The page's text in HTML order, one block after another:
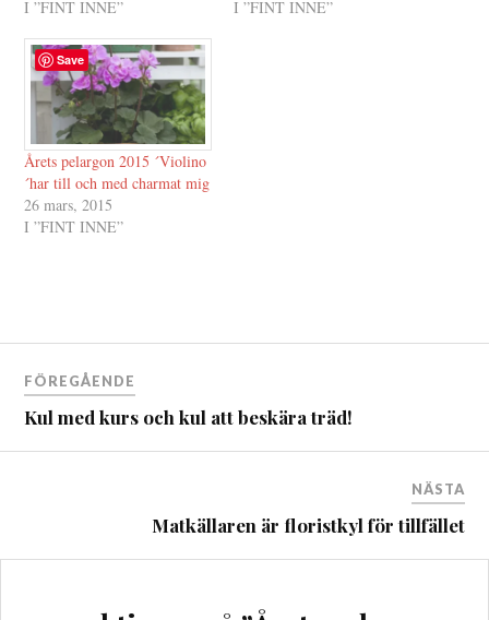
I ”FINT INNE” I ”FINT INNE”
Årets pelargon 2015 ´Violino
´har till och med charmat mig
26 mars, 2015
I ”FINT INNE”
Inläggsnavigering
FÖREGÅENDE
Kul med kurs och kul att beskära träd!
NÄSTA
Matkällaren är floristkyl för tillfället
Save